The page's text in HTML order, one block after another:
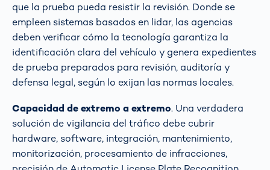
que la prueba pueda resistir la revisión. Donde se
empleen sistemas basados en lidar, las agencias
deben verificar cómo la tecnología garantiza la
identificación clara del vehículo y genera expedientes
de prueba preparados para revisión, auditoría y
defensa legal, según lo exijan las normas locales.
Capacidad de extremo a extremo. Una verdadera
solución de vigilancia del tráfico debe cubrir
hardware, software, integración, mantenimiento,
monitorización, procesamiento de infracciones,